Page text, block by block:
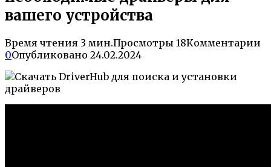
вашего устройства
Время чтения 3 мин.Просмотры 18Комментарии
0Опубликовано 24.02.2024